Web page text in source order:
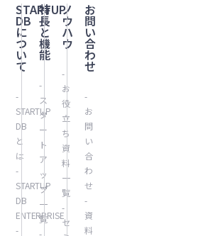
STARTUP
DB
に
つ
い
て
-
STARTUP
DB
と
は
-
STARTUP
DB
ENTERPRISE
-
特
長
と
機
能
-
ス
タ
ー
ト
ア
ッ
プ
一
覧
-
ノ
ウ
ハ
ウ
-
お
役
立
ち
資
料
一
覧
-
セ
お
問
い
合
わ
せ
-
お
問
い
合
わ
せ
-
資
料